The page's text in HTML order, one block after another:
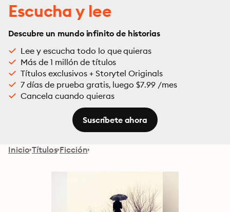
Escucha y lee
Descubre un mundo infinito de historias
Lee y escucha todo lo que quieras
Más de 1 millón de títulos
Títulos exclusivos + Storytel Originals
7 días de prueba gratis, luego $7.99 /mes
Cancela cuando quieras
Suscríbete ahora
Inicio Títulos Ficción